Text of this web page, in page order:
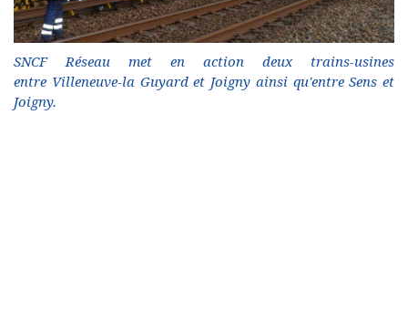
SNCF Réseau met en action deux trains-usines
entre Villeneuve-la Guyard et Joigny ainsi qu'entre Sens et
Joigny.